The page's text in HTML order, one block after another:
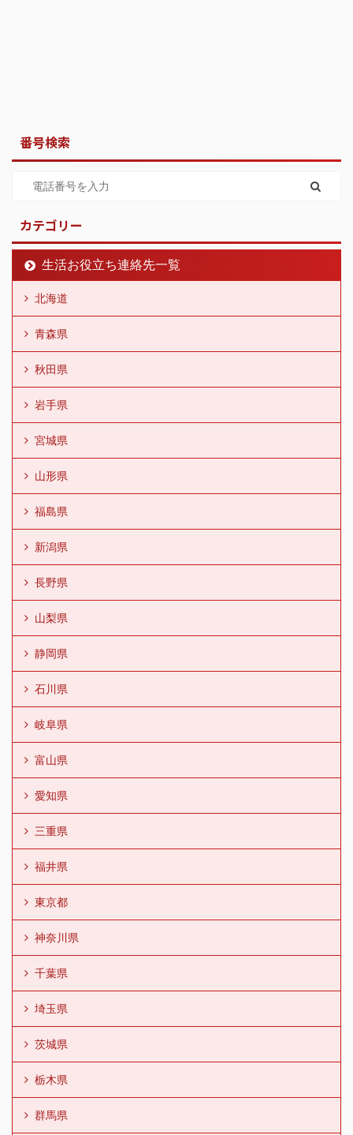
番号検索
カテゴリー
生活お役立ち連絡先一覧
北海道
青森県
秋田県
岩手県
宮城県
山形県
福島県
新潟県
長野県
山梨県
静岡県
石川県
岐阜県
富山県
愛知県
三重県
福井県
東京都
神奈川県
千葉県
埼玉県
茨城県
栃木県
群馬県